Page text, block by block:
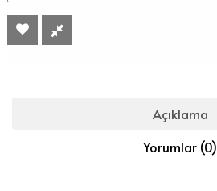
Açıklama
Yorumlar (0)